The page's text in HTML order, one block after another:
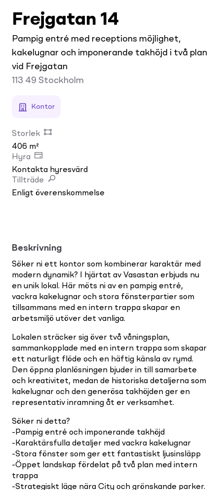
Frejgatan 14
Pampig entré med receptions möjlighet,
kakelugnar och imponerande takhöjd i två plan
vid Frejgatan
113 49 Stockholm
Kontor
Storlek
406 m²
Hyra
Kontakta hyresvärd
Tillträde
Enligt överenskommelse
Beskrivning
Söker ni ett kontor som kombinerar karaktär med
modern dynamik? I hjärtat av Vasastan erbjuds nu
en unik lokal. Här möts ni av en pampig entré,
vackra kakelugnar och stora fönsterpartier som
tillsammans med en intern trappa skapar en
arbetsmiljö utöver det vanliga.
Lokalen sträcker sig över två våningsplan,
sammankopplade med en intern trappa som skapar
ett naturligt flöde och en häftig känsla av rymd.
Den öppna planlösningen bjuder in till samarbete
och kreativitet, medan de historiska detaljerna som
kakelugnar och den generösa takhöjden ger en
representativ inramning åt er verksamhet.
Söker ni detta?
-Pampig entré och imponerande takhöjd
-Karaktärsfulla detaljer med vackra kakelugnar
-Stora fönster som ger ett fantastiskt ljusinsläpp
-Öppet landskap fördelat på två plan med intern
trappa
-Strategiskt läge nära City och grönskande parker.